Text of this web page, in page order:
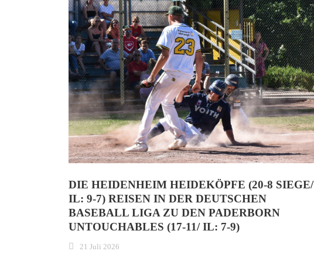
DIE HEIDENHEIM HEIDEKÖPFE (20-8 SIEGE/
IL: 9-7) REISEN IN DER DEUTSCHEN
BASEBALL LIGA ZU DEN PADERBORN
UNTOUCHABLES (17-11/ IL: 7-9)
21 Juli 2026